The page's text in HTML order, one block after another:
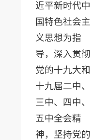
近平新时代中
国特色社会主
义思想为指
导，深入贯彻
党的十九大和
十九届二中、
三中、四中、
五中全会精
神，坚持党的